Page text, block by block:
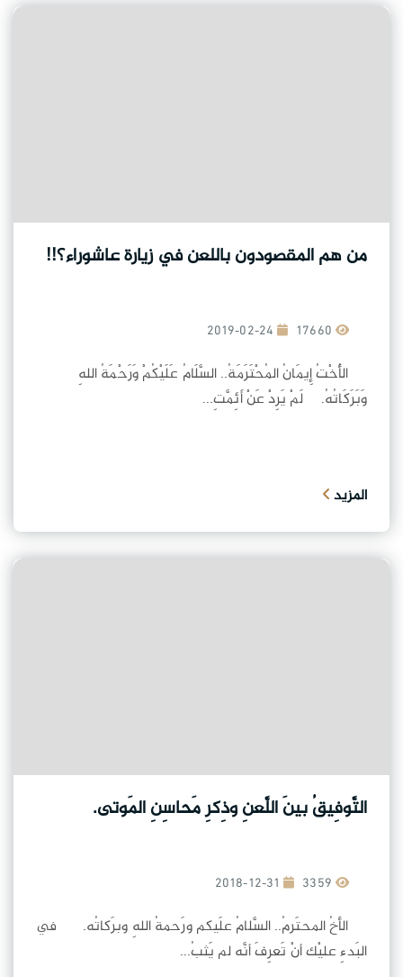
من هم المقصودون باللعن في زيارة عاشوراء؟!!
2019-02-24
الأُخْتُ إِيمَانُ المُحْتَرَمَةُ.. السَّلَامُ عَلَيْكُمْ وَرَحْمَةُ اللهِ
وَبَرَكَاتُهُ. لَمْ يَرِدْ عَنْ أَئِمَّتِ...
المزيد
التَّوفِيقُ بينَ اللَّعنِ وذِكرِ مَحاسِنِ المَوتى.
2018-12-31
الأخُ المحتَرمُ.. السَّلامُ علَيكم ورَحمةُ اللهِ وبرَكاتُه. في
البَدءِ عليْك أنْ تَعرِفَ أنَّه لم يَثبُ...